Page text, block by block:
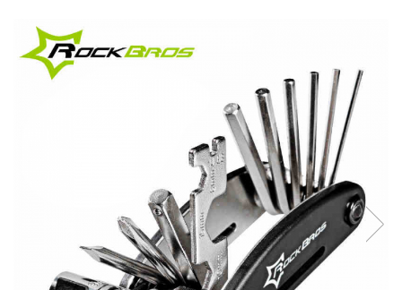
Biciclete de oras
Biciclete pliabile
Biciclete de trekking
Chei si scule bicicleta
Portbagaj bicicleta
Antifurt bicicleta